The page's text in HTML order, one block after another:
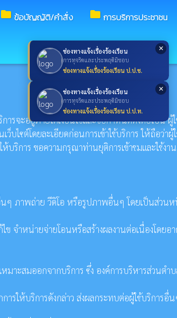
✕
ช่องทางแจ้งเรื่องร้องเรียน
การทุจริตและประพฤติมิชอบ
ช่องทางแจ้งเรื่องร้องเรียน ป.ป.ช.
✕
ช่องทางแจ้งเรื่องร้องเรียน
การทุจริตและประพฤติมิชอบ
ช่องทางแจ้งเรื่องร้องเรียน ป.ป.ท.
folder ข้อบัญญัติ/คำสั่ง folder การบริการประชาชน
ารจะอยู่ภายใต้เงื่อนไขและข้อกำหนดดังต่อไปนี้ ผู้
ไซต์โดยละเอียดก่อนการเข้าใช้บริการ ให้ถือว่าผู้
ริการ ขอความกรุณาท่านยุติการเข้าชมและใช้งาน
นๆ ภาพถ่าย วีดิโอ หรือรูปภาพอื่นๆ โดยเป็นส่วน
จำหน่ายจ่ายโอนหรือสร้างผลงานต่อเนื่องโดยอ
มาะสมออกจากบริการ ซึ่ง องค์การบริหารส่วนตำ
รให้บริการดังกล่าว ส่งผลกระทบต่อผู้ใช้บริการอื่